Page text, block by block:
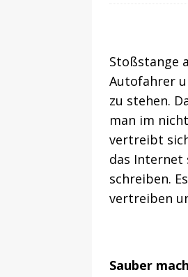
Stoßstange
Autofahrer
zu stehen.
man im
vertreibt
das Internet
schreiben.
vertreiben
Sauber